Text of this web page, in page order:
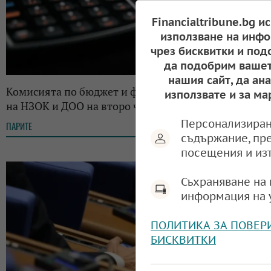
Комисията по бюджет и финанси гледа бюджетите
на НЗОК и ДОО на второ четене
ПАРИТЕ 08:36, 26.11.2025
Financialtribune.bg
използване на
чрез бисквитки и
да подобрим
нашия сайт, да
използвате и за
съдържание,
посещения и
Съхраняване
информация на
ПОЛИТИКА ЗА
БИСКВИТКИ